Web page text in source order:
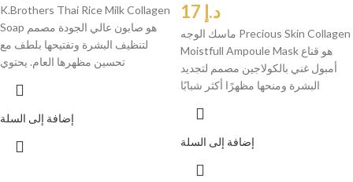
K.Brothers Thai Rice Milk Collagen
Soap هو صابون عالي الجودة مصمم
لتنظيف البشرة وتفتيحها بلطف مع
تحسين مظهرها العام. يحتوي
إضافة إلى السلة
د.إ
ماسك الوجه Precious Skin Collagen
Moistfull Ampoule Mask هو قناع
أمبول غني بالكولاجين مصمم لتجديد
البشرة ومنحها مظهرًا أكثر شبابًا
إضافة إلى السلة